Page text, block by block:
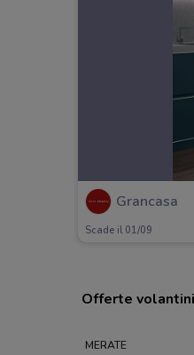
Grancasa
Scade il 01/09
Offerte
MERATE